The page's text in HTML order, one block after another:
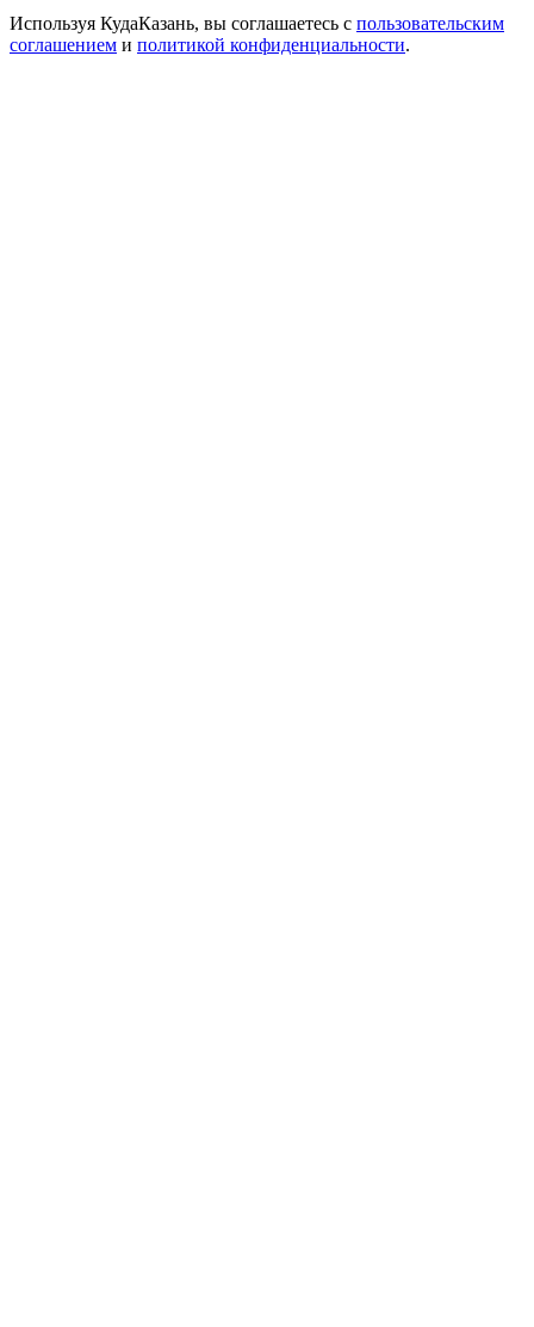
Используя КудаКазань, вы соглашаетесь с пользовательским
соглашением и политикой конфиденциальности.